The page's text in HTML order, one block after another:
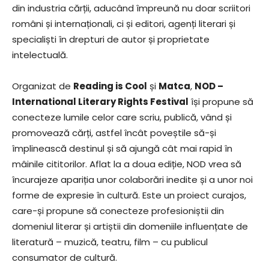
din industria cărții, aducând împreună nu doar scriitori
români și internaționali, ci și editori, agenți literari și
specialiști în drepturi de autor și proprietate
intelectuală.
Organizat de Reading is Cool și Matca, NOD –
International Literary Rights Festival își propune să
conecteze lumile celor care scriu, publică, vând și
promovează cărți, astfel încât poveștile să-și
împlinească destinul și să ajungă cât mai rapid în
mâinile cititorilor. Aflat la a doua ediție, NOD vrea să
încurajeze apariția unor colaborări inedite și a unor noi
forme de expresie în cultură. Este un proiect curajos,
care-și propune să conecteze profesioniștii din
domeniul literar și artiștii din domeniile influențate de
literatură – muzică, teatru, film – cu publicul
consumator de cultură.